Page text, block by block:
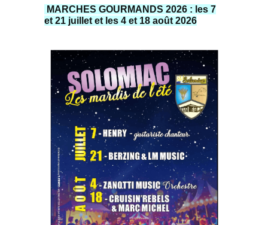
MARCHES GOURMANDS 2026 : les 7
et 21 juillet et les 4 et 18 août 2026